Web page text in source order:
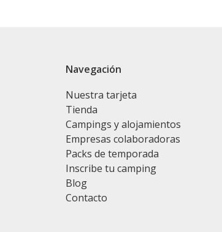
Navegación
Nuestra tarjeta
Tienda
Campings y alojamientos
Empresas colaboradoras
Packs de temporada
Inscribe tu camping
Blog
Contacto